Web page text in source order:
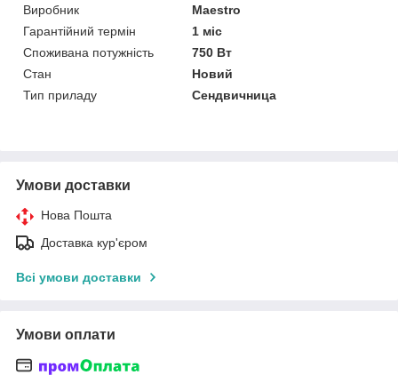
Виробник
Maestro
Гарантійний термін
1 міс
Споживана потужність
750 Вт
Стан
Новий
Тип приладу
Сендвичница
Умови доставки
Нова Пошта
Доставка кур'єром
Всі умови доставки
Умови оплати